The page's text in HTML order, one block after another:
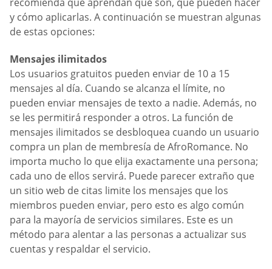
y cómo aplicarlas. A continuación se muestran algunas
de estas opciones:
Mensajes ilimitados
Los usuarios gratuitos pueden enviar de 10 a 15
mensajes al día. Cuando se alcanza el límite, no
pueden enviar mensajes de texto a nadie. Además, no
se les permitirá responder a otros. La función de
mensajes ilimitados se desbloquea cuando un usuario
compra un plan de membresía de AfroRomance. No
importa mucho lo que elija exactamente una persona;
cada uno de ellos servirá. Puede parecer extraño que
un sitio web de citas limite los mensajes que los
miembros pueden enviar, pero esto es algo común
para la mayoría de servicios similares. Este es un
método para alentar a las personas a actualizar sus
cuentas y respaldar el servicio.